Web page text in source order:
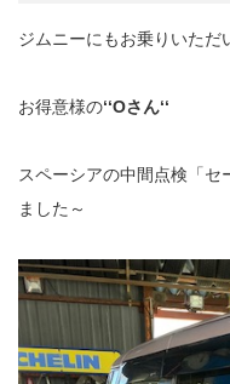
ジムニーにもお乗りいただ
お得意様の‘‘Oさん‘‘
スペーシアの中間点検「セ
ました～